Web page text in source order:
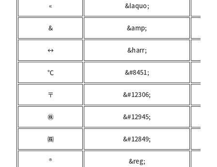
« &laquo;
& &amp;
↔ &harr;
℃ &#8451;
〒 &#12306;
㊑ &#12945;
㈱ &#12849;
® &reg;